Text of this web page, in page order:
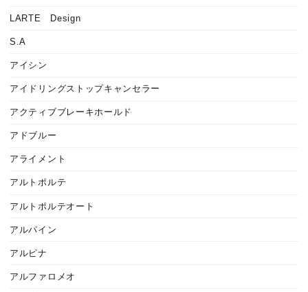
LARTE Design
S.A
アイシン
アイドリングストップキャンセラー
アクティブブレーキホールド
アドブルー
アライメント
アルトポルテ
アルトポルテオート
アルパイン
アルピナ
アルファロメオ